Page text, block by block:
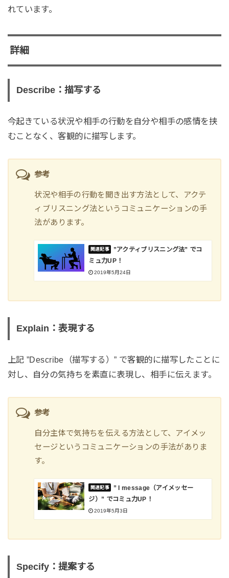
れています。
詳細
Describe：描写する
今起きている状況や相手の行動を自分や相手の感情を挟
むことなく、客観的に描写します。
参考
状況や相手の行動を聞き出す方法として、アクテ
ィブリスニング法というコミュニケーションの手
法があります。
”アクティブリスニング法” でコ
ミュ力UP！
2019年5月24日
Explain：表現する
上記 ”Describe（描写する）” で客観的に描写したことに
対し、自分の気持ちを素直に表現し、相手に伝えます。
参考
自分主体で気持ちを伝える方法として、アイメッ
セージというコミュニケーションの手法がありま
す。
” I message（アイメッセー
ジ）” でコミュ力UP！
2019年5月3日
Specify：提案する